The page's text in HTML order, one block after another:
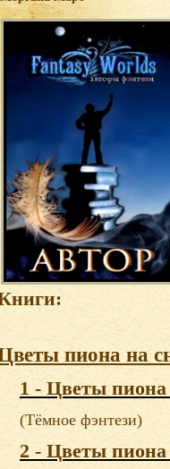
пиона на
1 - Цветы пиона
(Тёмное фэнтези)
2 - Цветы пиона